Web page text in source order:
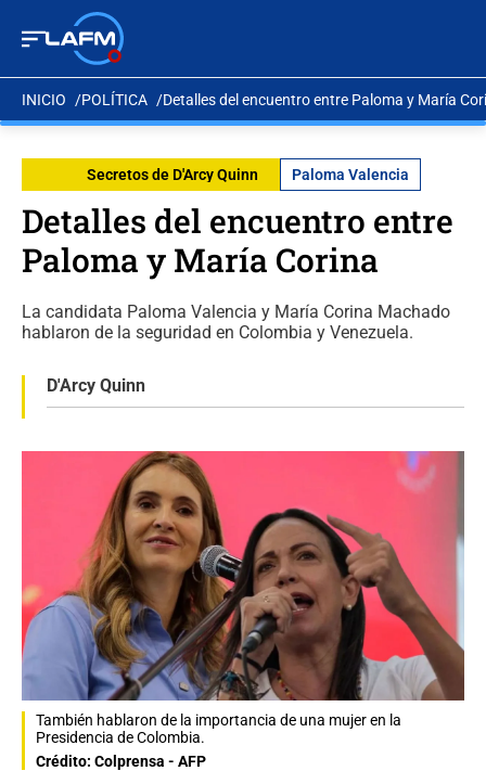
INICIO POLÍTICA Detalles del encuentro entre Paloma y María
Secretos de D'Arcy Quinn Paloma Valencia
Detalles del encuentro entre
Paloma y María Corina
La candidata Paloma Valencia y María Corina Machado
hablaron de la seguridad en Colombia y Venezuela.
D'Arcy Quinn
También hablaron de la importancia de una mujer en la
Presidencia de Colombia.
Crédito: Colprensa - AFP